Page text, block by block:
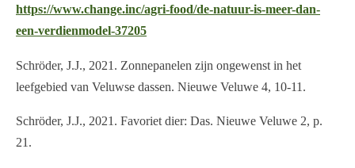
https://www.change.inc/agri-food/de-natuur-is-meer-dan-
een-verdienmodel-37205
Schröder, J.J., 2021. Zonnepanelen zijn ongewenst in het
leefgebied van Veluwse dassen. Nieuwe Veluwe 4, 10-11.
Schröder, J.J., 2021. Favoriet dier: Das. Nieuwe Veluwe 2, p.
21.